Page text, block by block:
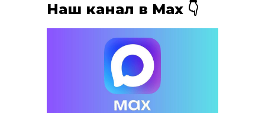
Наш канал в Мах 👇